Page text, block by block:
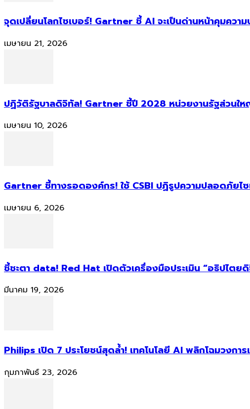
จุดเปลี่ยนโลกไซเบอร์! Gartner ชี้ AI จะเป็นด่านหน้าคุมคว
เมษายน 21, 2026
ปฏิวัติรัฐบาลดิจิทัล! Gartner ชี้ปี 2028 หน่วยงานรัฐส่วนใ
เมษายน 10, 2026
Gartner ชี้ทางรอดองค์กร! ใช้ CSBI ปฏิรูปความปลอดภัย
เมษายน 6, 2026
ชี้ชะตา data! Red Hat เปิดตัวเครื่องมือประเมิน “อธิปไตย
มีนาคม 19, 2026
Philips เปิด 7 ประโยชน์สุดล้ำ! เทคโนโลยี AI พลิกโฉมวงกา
กุมภาพันธ์ 23, 2026